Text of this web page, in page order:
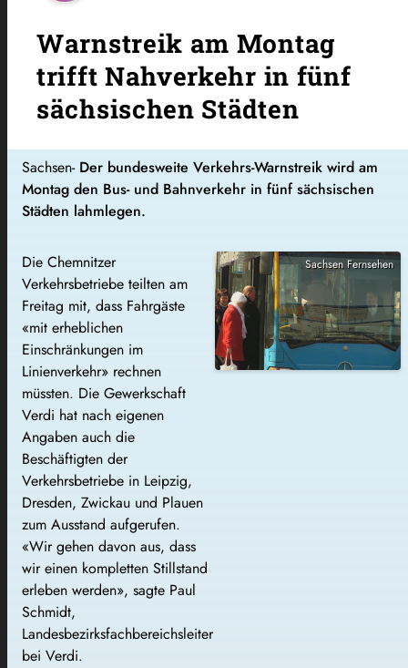
Warnstreik am Montag
trifft Nahverkehr in fünf
sächsischen Städten
Sachsen- Der bundesweite Verkehrs-Warnstreik wird am
Montag den Bus- und Bahnverkehr in fünf sächsischen
Städten lahmlegen.
Die Chemnitzer
Verkehrsbetriebe teilten am
Freitag mit, dass Fahrgäste
«mit erheblichen
Einschränkungen im
Linienverkehr» rechnen
müssten. Die Gewerkschaft
Verdi hat nach eigenen
Angaben auch die
Beschäftigten der
Verkehrsbetriebe in Leipzig,
Dresden, Zwickau und Plauen
zum Ausstand aufgerufen.
«Wir gehen davon aus, dass
wir einen kompletten Stillstand
erleben werden», sagte Paul
Schmidt,
Landesbezirksfachbereichsleiter
bei Verdi.
Sachsen Fernsehen